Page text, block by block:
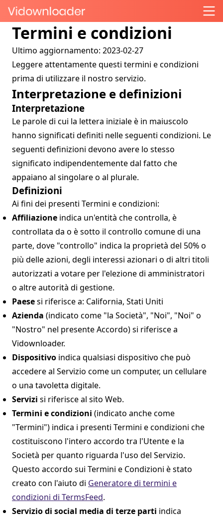
Termini e condizioni
Ultimo aggiornamento: 2023-02-27
Leggere attentamente questi termini e condizioni
prima di utilizzare il nostro servizio.
Interpretazione e definizioni
Interpretazione
Le parole di cui la lettera iniziale è in maiuscolo
hanno significati definiti nelle seguenti condizioni. Le
seguenti definizioni devono avere lo stesso
significato indipendentemente dal fatto che
appaiano al singolare o al plurale.
Definizioni
Ai fini dei presenti Termini e condizioni:
Affiliazione indica un'entità che controlla, è
controllata da o è sotto il controllo comune di una
parte, dove "controllo" indica la proprietà del 50% o
più delle azioni, degli interessi azionari o di altri titoli
autorizzati a votare per l'elezione di amministratori
o altre autorità di gestione.
Paesesi riferisce a: California, Stati Uniti
Azienda (indicato come "la Società", "Noi", "Noi" o
"Nostro" nel presente Accordo) si riferisce a
Vidownloader.
Dispositivo indica qualsiasi dispositivo che può
accedere al Servizio come un computer, un cellulare
o una tavoletta digitale.
Servizi si riferisce al sito Web.
Termini e condizioni (indicato anche come
"Termini") indica i presenti Termini e condizioni che
costituiscono l'intero accordo tra l'Utente e la
Società per quanto riguarda l'uso del Servizio.
Questo accordo sui Termini e Condizioni è stato
creato con l'aiuto di Generatore di termini e
condizioni di TermsFeed.
Servizio di social media di terze parti indica